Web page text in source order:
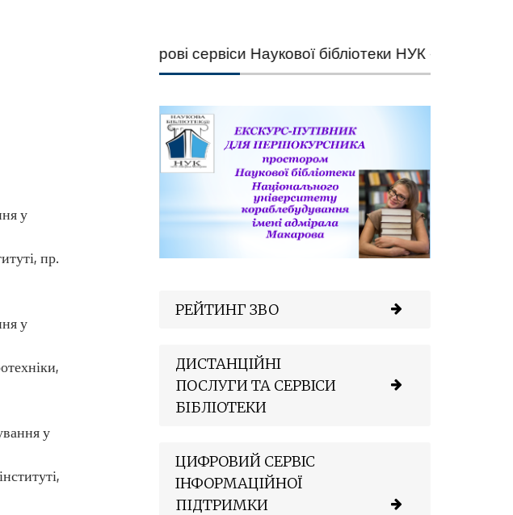
у
пр.
у
у
Цифрові сервіси Наукової бібліотеки НУК — швидкий
РЕЙТИНГ ЗВО
ДИСТАНЦІЙНІ
ПОСЛУГИ ТА СЕРВІСИ
БІБЛІОТЕКИ
ЦИФРОВИЙ СЕРВІС
ІНФОРМАЦІЙНОЇ
ПІДТРИМКИ